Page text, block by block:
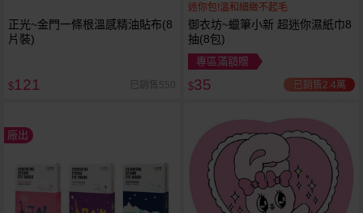
正光~金門一條根溫感精油貼布(8
片裝)
$121 已銷售550
迷你包!溫和細緻不起毛
御衣坊~蠟筆小新 超迷你濕紙巾8
抽(8包)
專區滿額贈
$35 已銷售2.4萬
廠出